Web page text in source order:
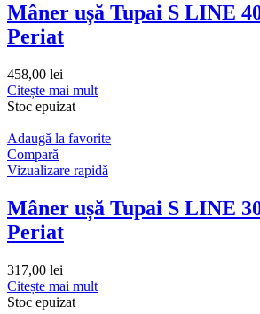
Mâner ușă Tupai S LINE
Periat
458,00 lei
Citește mai mult
Stoc epuizat
Adaugă la favorite
Compară
Vizualizare rapidă
Mâner ușă Tupai S LINE
Periat
317,00 lei
Citește mai mult
Stoc epuizat